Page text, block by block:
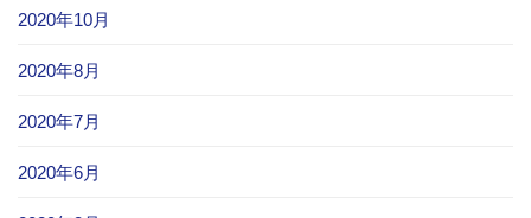
2020年10月
2020年8月
2020年7月
2020年6月